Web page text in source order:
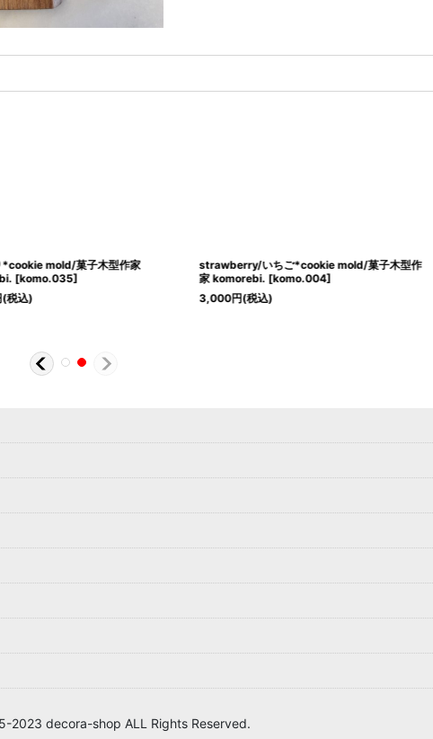
*cookie mold/菓子木型作家
[komo.035]
(税込)
strawberry/いちご*cookie mold/菓子木型作
家 komorebi. [komo.004]
3,000円(税込)
2023 decora-shop ALL Rights Reserved.